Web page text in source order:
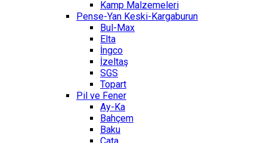
Kamp Malzemeleri
Pense-Yan Keski-Kargaburun
Bul-Max
Elta
İngco
İzeltaş
SGS
Topart
Pil ve Fener
Ay-Ka
Bahçem
Baku